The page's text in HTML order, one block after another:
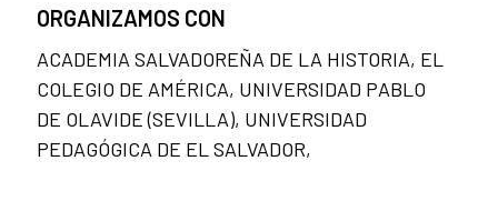
ORGANIZAMOS CON
ACADEMIA SALVADOREÑA DE LA HISTORIA, EL
COLEGIO DE AMÉRICA, UNIVERSIDAD PABLO
DE OLAVIDE (SEVILLA), UNIVERSIDAD
PEDAGÓGICA DE EL SALVADOR,